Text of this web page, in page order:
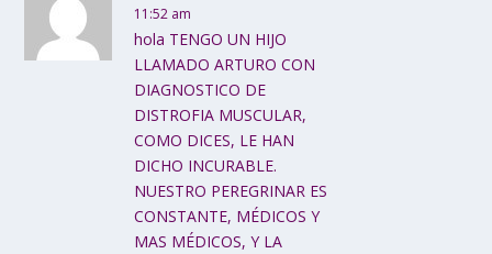
11:52 am
hola TENGO UN HIJO
LLAMADO ARTURO CON
DIAGNOSTICO DE
DISTROFIA MUSCULAR,
COMO DICES, LE HAN
DICHO INCURABLE.
NUESTRO PEREGRINAR ES
CONSTANTE, MÉDICOS Y
MAS MÉDICOS, Y LA